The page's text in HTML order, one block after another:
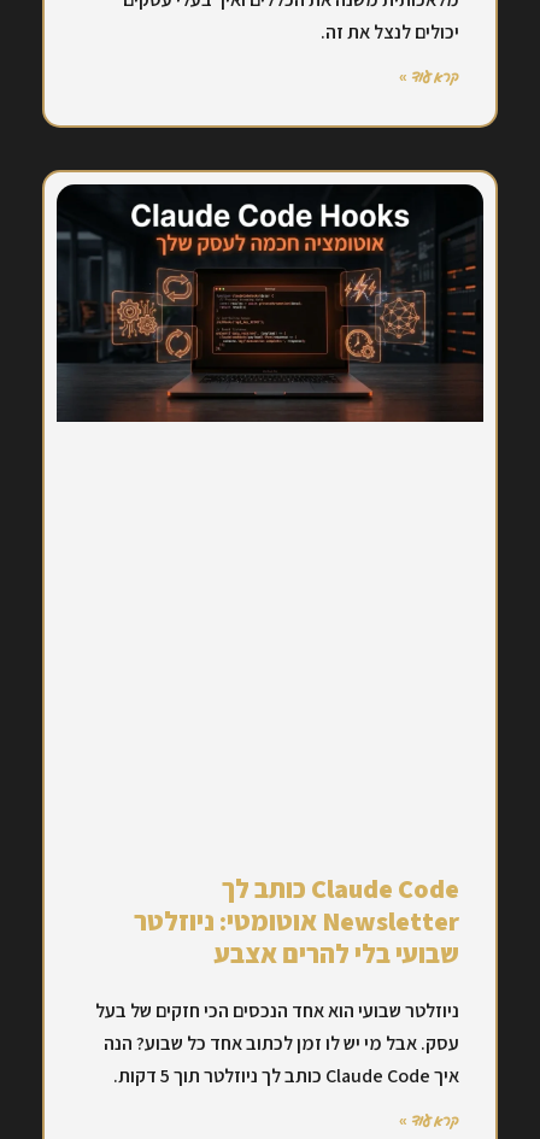
יכולים לנצל את זה.
קרא עוד »
Claude Code כותב לך
Newsletter אוטומטי: ניוזלטר
שבועי בלי להרים אצבע
ניוזלטר שבועי הוא אחד הנכסים הכי חזקים של בעל
עסק. אבל מי יש לו זמן לכתוב אחד כל שבוע? הנה
איך Claude Code כותב לך ניוזלטר תוך 5 דקות.
קרא עוד »